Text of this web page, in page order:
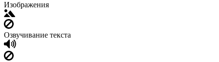
Изображения
Озвучивание текста